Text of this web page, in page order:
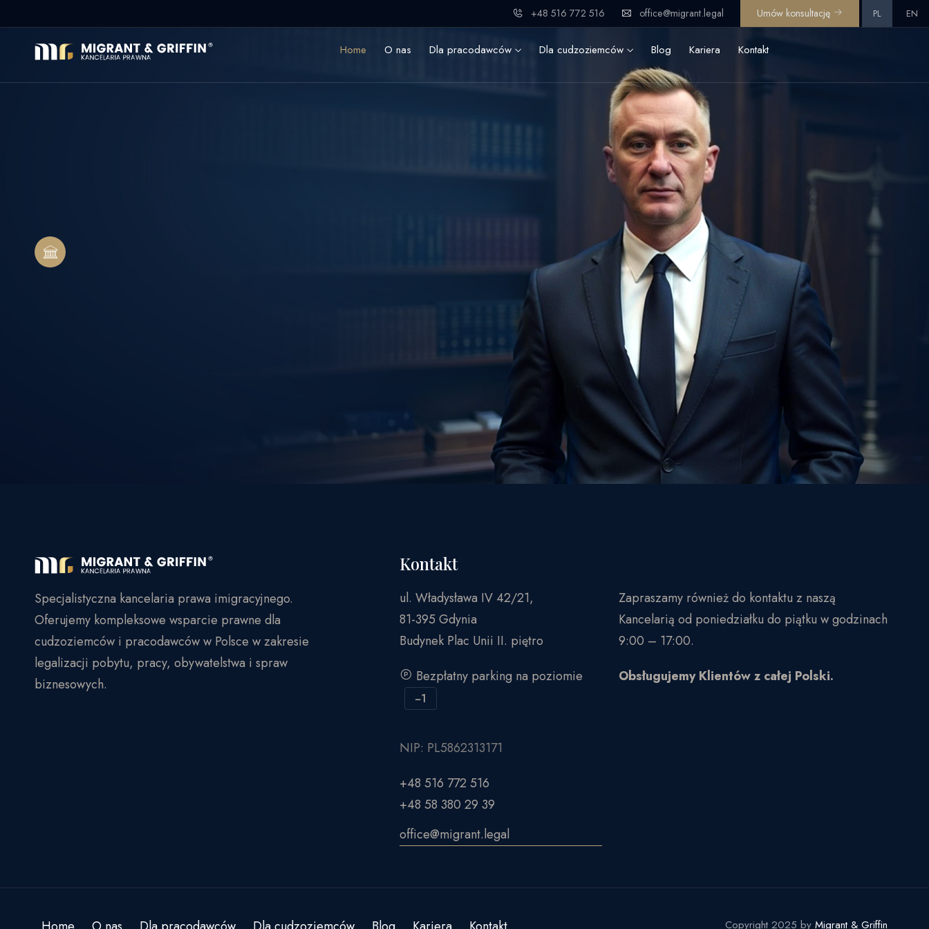
+48 516 772 516 office@migrant.legal Umów konsultację PL EN
Home O nas Dla pracodawców Dla cudzoziemców Blog Kariera Kontakt
Specjalistyczna kancelaria prawa imigracyjnego.
Oferujemy kompleksowe wsparcie prawne dla
cudzoziemców i pracodawców w Polsce w zakresie
legalizacji pobytu, pracy, obywatelstwa i spraw
biznesowych.
Kontakt
ul. Władysława IV 42/21,
81-395 Gdynia
Budynek Plac Unii II. piętro
Bezpłatny parking na poziomie
−1
NIP: PL5862313171
+48 516 772 516
+48 58 380 29 39
office@migrant.legal
Zapraszamy również do kontaktu z naszą
Kancelarią od poniedziałku do piątku w godzinach
9:00 – 17:00.
Obsługujemy Klientów z całej Polski.
Copyright 2025 by Migrant & Griffin